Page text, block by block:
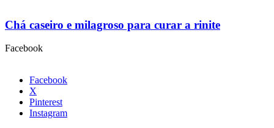
Chá caseiro e milagroso para curar a rinite
Facebook
Facebook
X
Pinterest
Instagram